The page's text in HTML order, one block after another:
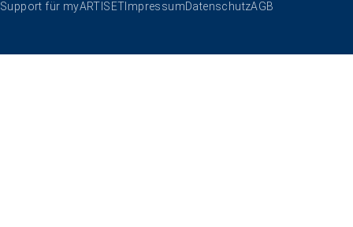
Navigation überspringen
Support für myARTISET ImpressumDatenschutzAGB